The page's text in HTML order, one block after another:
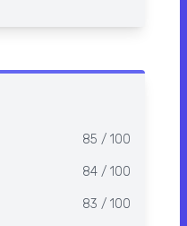
85 / 100
84 / 100
83 / 100